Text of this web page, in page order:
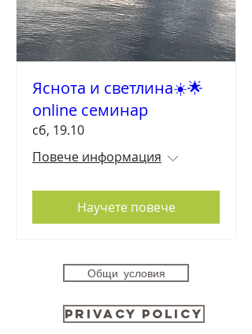
Яснота и светлина☀️🌟
online семинар
сб, 19.10
Повече информация
Научете повече
Общи условия
Privacy Policy